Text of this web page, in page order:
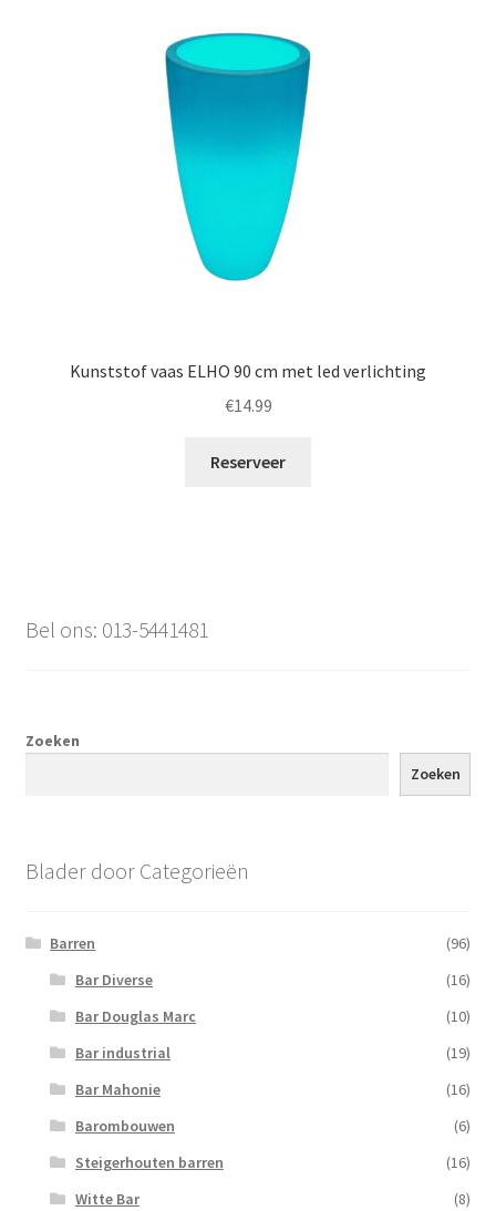
Kunststof vaas ELHO 90 cm met led verlichting
€14.99
Reserveer
Bel ons: 013-5441481
Zoeken
Zoeken
Blader door Categorieën
Barren
(96)
Bar Diverse
(16)
Bar Douglas Marc
(10)
Bar industrial
(19)
Bar Mahonie
(16)
Barombouwen
(6)
Steigerhouten barren
(16)
Witte Bar
(8)